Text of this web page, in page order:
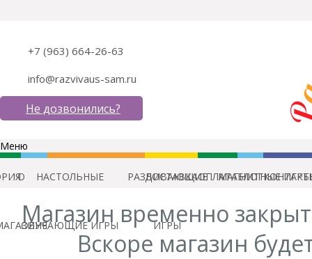
+7 (963) 664-26-63
info@razvivaus-sam.ru
Не дозвонились?
Меню
О НАСТОЛЬНЫЕ
ОБУЧАЮЩИЕ ИГРЫ
РАЗВИВАЮЩИЕ
ИГРЫ
МАГНИТНЫЕ ИГРЫ
ДОСТАВКАОПЛАТАБЛОГ
Магазин временно
Вскоре магазин